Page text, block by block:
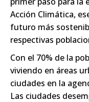
Acción Climática,
futuro más
respectivas
Con el 70% de la
viviendo en áreas
ciudades en la
Las ciudades